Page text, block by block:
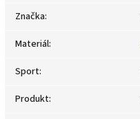
Značka:
Materiál:
Sport:
Produkt: